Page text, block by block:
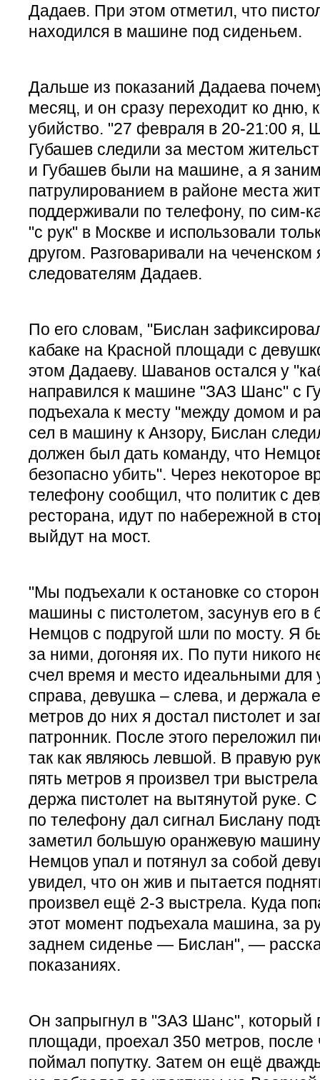
Дадаев. При этом отметил, что
находился в машине под сиденьем.
Дальше из показаний Дадаева
месяц, и он сразу переходит ко дню,
убийство. "27 февраля в 20-21:00 я,
Губашев следили за местом
и Губашев были на машине, а я
патрулированием в районе места
поддерживали по телефону, по сим-
"с рук" в Москве и использовали
другом. Разговаривали на
следователям Дадаев.
По его словам, "Бислан
кабаке на Красной площади с
этом Дадаеву. Шаванов остался у
направился к машине "ЗАЗ Шанс" с
подъехала к месту "между домом и
сел в машину к Анзору, Бислан
должен был дать команду, что
безопасно убить". Через некоторое
телефону сообщил, что политик с
ресторана, идут по набережной в
выйдут на мост.
"Мы подъехали к остановке со
машины с пистолетом, засунув его в
Немцов с подругой шли по мосту. Я
за ними, догоняя их. По пути никого
счел время и место идеальными
справа, девушка – слева, и держала
метров до них я достал пистолет и
патронник. После этого переложил
так как являюсь левшой. В правую
пять метров я произвел три
держа пистолет на вытянутой руке.
по телефону дал сигнал Бислану
заметил большую оранжевую
Немцов упал и потянул за собой
увидел, что он жив и пытается
произвел ещё 2-3 выстрела. Куда
этот момент подъехала машина, за
заднем сиденье — Бислан", —
показаниях.
Он запрыгнул в "ЗАЗ Шанс", который
площади, проехал 350 метров, после
поймал попутку. Затем он ещё